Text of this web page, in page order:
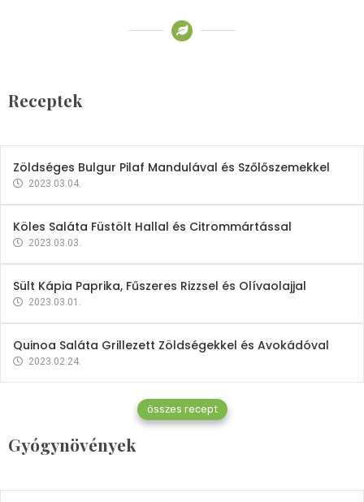
Receptek
2023.03.06.
Zöldséges Bulgur Pilaf Mandulával és Szőlőszemekkel
2023.03.04.
Köles Saláta Füstölt Hallal és Citrommártással
2023.03.03.
Sült Kápia Paprika, Fűszeres Rizzsel és Olívaolajjal
2023.03.01.
Quinoa Saláta Grillezett Zöldségekkel és Avokádóval
2023.02.24.
összes recept
Gyógynövények
Gyógynövények
Mindent a petrezselyemről
2023.12.21.